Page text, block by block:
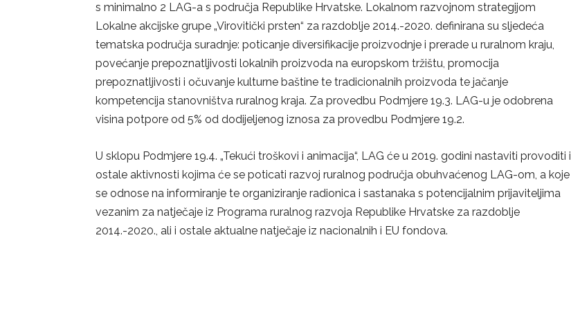
s minimalno 2 LAG-a s područja Republike Hrvatske. Lokalnom razvojnom strategijom
Lokalne akcijske grupe „Virovitički prsten“ za razdoblje 2014.-2020. definirana su sljedeća
tematska područja suradnje: poticanje diversifikacije proizvodnje i prerade u ruralnom kraju,
povećanje prepoznatljivosti lokalnih proizvoda na europskom tržištu, promocija
prepoznatljivosti i očuvanje kulturne baštine te tradicionalnih proizvoda te jačanje
kompetencija stanovništva ruralnog kraja. Za provedbu Podmjere 19.3. LAG-u je odobrena
visina potpore od 5% od dodijeljenog iznosa za provedbu Podmjere 19.2.
U sklopu Podmjere 19.4. „Tekući troškovi i animacija“, LAG će u 2019. godini nastaviti provoditi i
ostale aktivnosti kojima će se poticati razvoj ruralnog područja obuhvaćenog LAG-om, a koje
se odnose na informiranje te organiziranje radionica i sastanaka s potencijalnim prijaviteljima
vezanim za natječaje iz Programa ruralnog razvoja Republike Hrvatske za razdoblje
2014.-2020., ali i ostale aktualne natječaje iz nacionalnih i EU fondova.